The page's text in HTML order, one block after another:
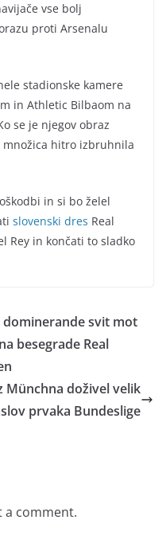
vse bolj
proti Arsenalu
stadionske kamere
in Athletic Bilbaom na
se je njegov obraz
množica hitro izbruhnila
in si bo želel
slovenski dres Real
Rey in končati to sladko
dominerande svit mot
besegrade Real
Münchna doživel velik
prvaka Bundeslige
a comment.